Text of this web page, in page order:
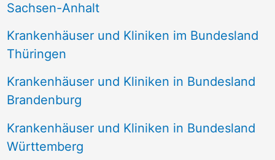
Sachsen-Anhalt
Krankenhäuser und Kliniken im Bundesland
Thüringen
Krankenhäuser und Kliniken in Bundesland
Brandenburg
Krankenhäuser und Kliniken in Bundesland
Württemberg